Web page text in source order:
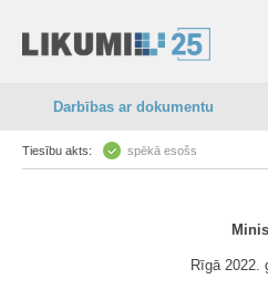
Darbības ar dokumentu
Tiesību akts: spēkā esošs
Rīgā 2022.